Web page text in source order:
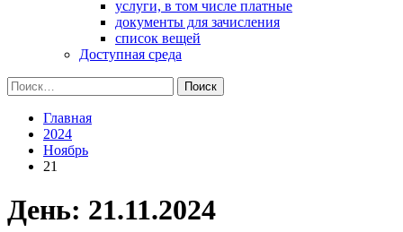
услуги, в том числе платные
документы для зачисления
список вещей
Доступная среда
Найти:
Главная
2024
Ноябрь
21
День: 21.11.2024